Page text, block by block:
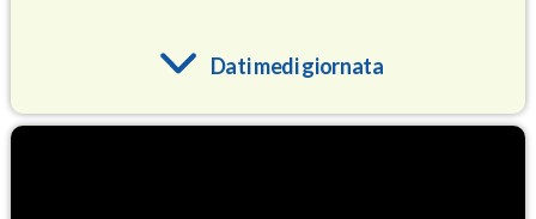
Dati medi giornata